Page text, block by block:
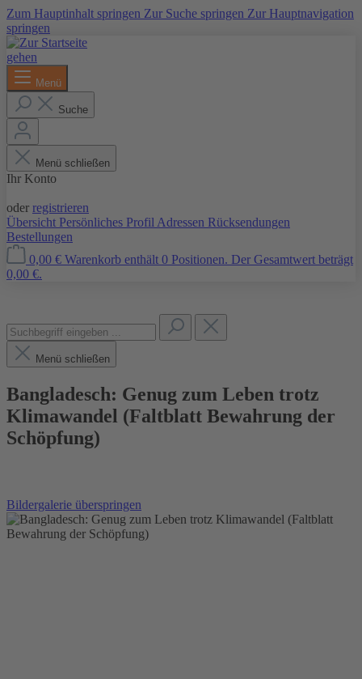
Zum Hauptinhalt springen Zur Suche springen Zur Hauptnavigation
springen
Menü
Suche
Menü schließen
Ihr Konto
oder registrieren
Übersicht Persönliches Profil Adressen Rücksendungen
Bestellungen
0,00 € Warenkorb enthält 0 Positionen. Der Gesamtwert beträgt
0,00 €.
Menü schließen
Bangladesch: Genug zum Leben trotz
Klimawandel (Faltblatt Bewahrung der
Schöpfung)
Bildergalerie überspringen